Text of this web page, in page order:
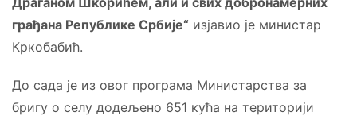
грађана Републике Србије“ изјавио је министар
Кркобабић.
До сада је из овог програма Министарства за
бригу о селу додељено 651 кућа на територији